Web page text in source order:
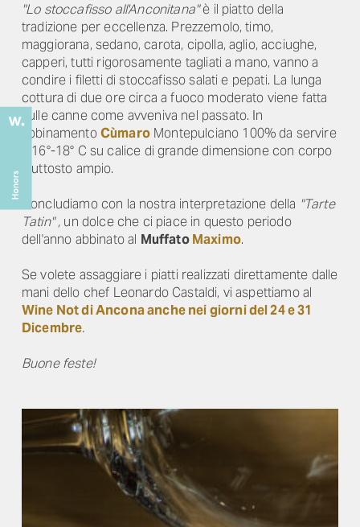
"Lo stoccafisso all'Anconitana"è il piatto della
tradizione per eccellenza. Prezzemolo, timo,
maggiorana, sedano, carota, cipolla, aglio, acciughe,
capperi, tutti rigorosamente tagliati a mano, vanno a
condire i filetti di stoccafisso salati e pepati. La lunga
cottura di due ore circa a fuoco moderato viene fatta
sulle canne come avveniva nel passato. In
abbinamentoCùmaroMontepulciano 100% da servire
a 16°-18° C su calice di grande dimensione con corpo
piuttosto ampio.
Concludiamo con la nostra interpretazione della "Tarte
Tatin" , un dolce che ci piace in questo periodo
dell'anno abbinato al MuffatoMaximo.
Se volete assaggiare i piatti realizzati direttamente dalle
mani dello chef Leonardo Castaldi, vi aspettiamo al
Wine Not di Ancona anche nei giorni del 24 e 31
Dicembre.
Buone feste!